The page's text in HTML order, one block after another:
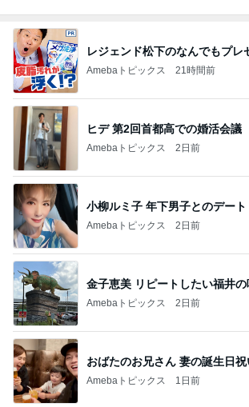
レジェンド松下のなんでもプレ
Amebaトピックス 21時間前
ヒデ 第2回首都高での婚活会議
Amebaトピックス 2日前
小柳ルミ子 年下男子とのデート
Amebaトピックス 2日前
金子恵美 リピートしたい福井の
Amebaトピックス 2日前
おばたのお兄さん 妻の誕生日祝
Amebaトピックス 1日前